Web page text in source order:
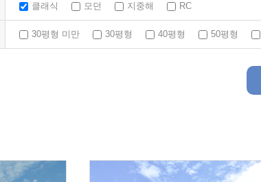
클래식 모던 지중해 RC
30평형 미만 30평형 40평형 50평형